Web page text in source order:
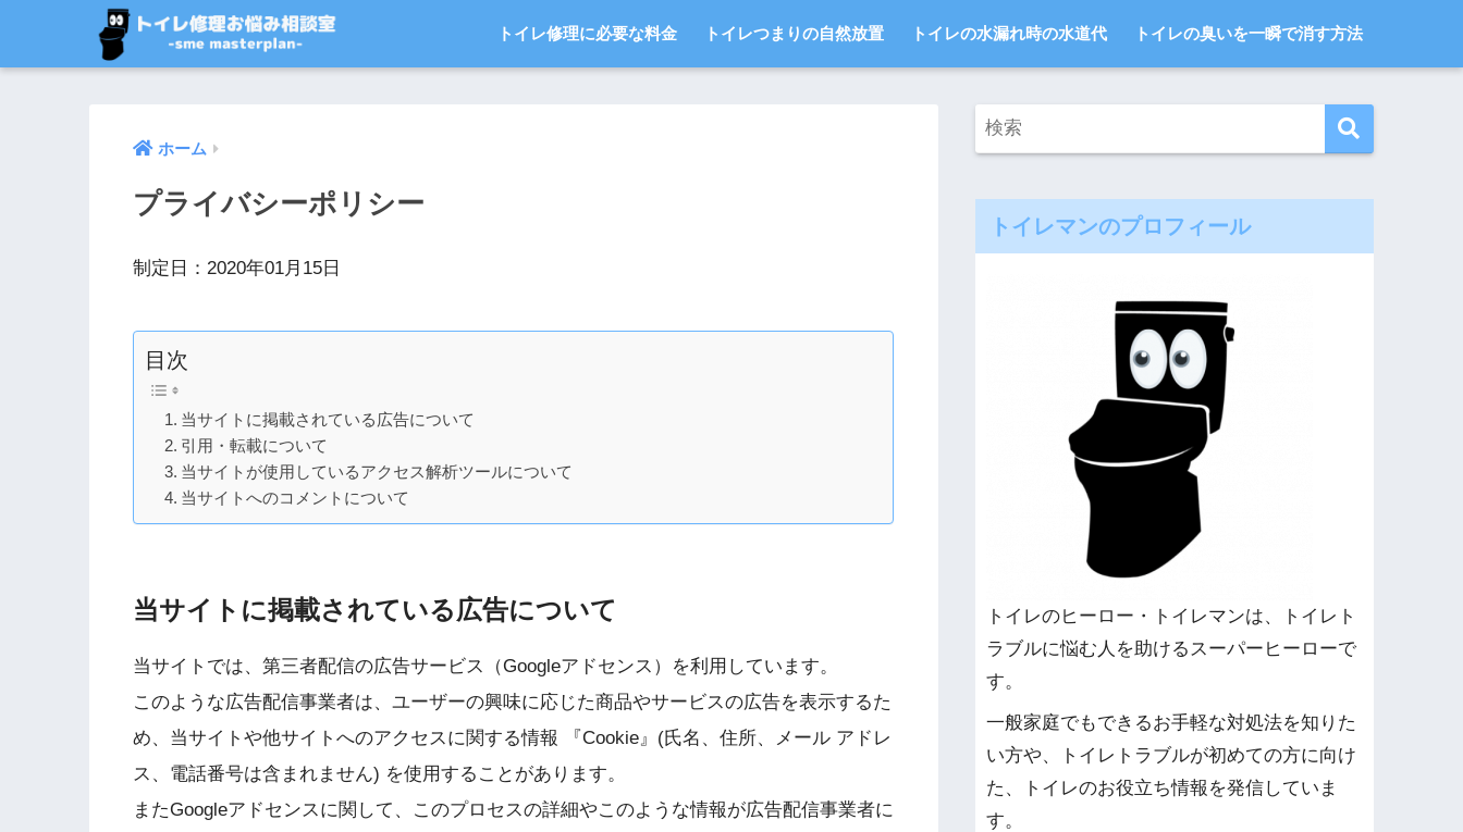
トイレ修理に必要な料金 トイレつまりの自然放置 トイレの水漏れ時の水道代 トイレの臭いを一瞬で消す方法
ホーム
プライバシーポリシー
制定日：2020年01月15日
目次
当サイトに掲載されている広告について
引用・転載について
当サイトが使用しているアクセス解析ツールについて
当サイトへのコメントについて
当サイトに掲載されている広告について
当サイトでは、第三者配信の広告サービス（Googleアドセンス）を利用しています。
このような広告配信事業者は、ユーザーの興味に応じた商品やサービスの広告を表示するた
め、当サイトや他サイトへのアクセスに関する情報 『Cookie』(氏名、住所、メール アドレ
ス、電話番号は含まれません) を使用することがあります。
またGoogleアドセンスに関して、このプロセスの詳細やこのような情報が広告配信事業者に
トイレマンのプロフィール
トイレのヒーロー・トイレマンは、トイレト
ラブルに悩む人を助けるスーパーヒーローで
す。
一般家庭でもできるお手軽な対処法を知りた
い方や、トイレトラブルが初めての方に向け
た、トイレのお役立ち情報を発信していま
す。